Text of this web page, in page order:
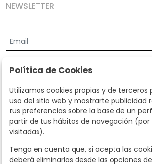
NEWSLETTER
Acepto los Términos y Condiciones
privacidad
Según la LOPD y disposiciones de desarrollo,
datos personales serán tratados por parte de
finalidad de gestionar la relación comercial.
derechos de acceso, rectificación,
derechos en los términos establecidos en la
dirigiéndote a nosotros. Asimismo, nos puede
llamando al teléfono 915159584 o enviando
info@subastassegre.es
Política de Cookies
Utilizamos cookies propias y de terceros
uso del sitio web y mostrarte publicidad
tus preferencias sobre la base de un
partir de tus hábitos de navegación (por
visitadas).
Tenga en cuenta que, si acepta las
deberá eliminarlas desde las opciones